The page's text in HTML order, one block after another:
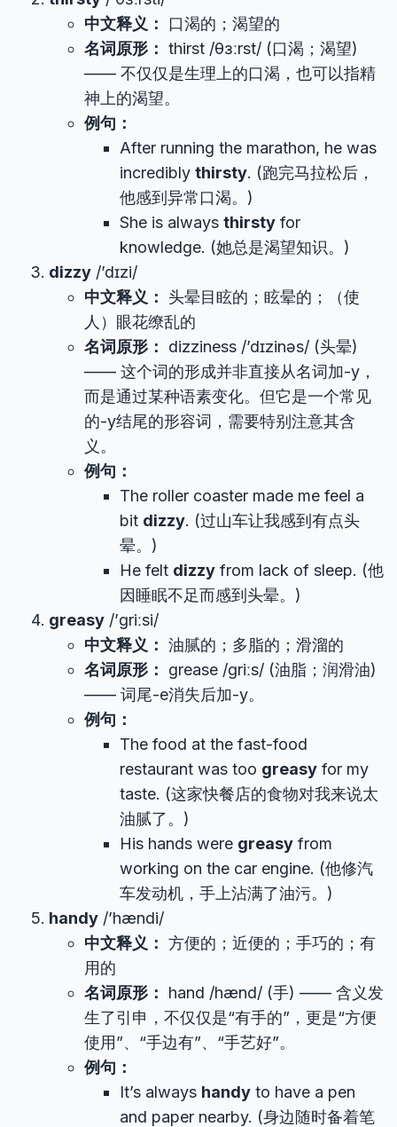
中文释义：
口渴的；渴望的
名词原形： thirst /θɜːrst/ (口渴；渴望)
—— 不仅仅是生理上的口渴，也可以指精
神上的渴望。
例句：
After running the marathon, he was
incredibly thirsty. (跑完马拉松后，
他感到异常口渴。)
She is always thirsty for
knowledge. (她总是渴望知识。)
dizzy /’dɪzi/
中文释义：
头晕目眩的；眩晕的；（使
人）眼花缭乱的
名词原形：
dizziness /’dɪzinəs/ (头晕)
—— 这个词的形成并非直接从名词加-y，
而是通过某种语素变化。但它是一个常见
的-y结尾的形容词，需要特别注意其含
义。
例句：
The roller coaster made me feel a
bit dizzy. (过山车让我感到有点头
晕。)
He felt dizzy from lack of sleep. (他
因睡眠不足而感到头晕。)
greasy /’ɡriːsi/
中文释义： 油腻的；多脂的；滑溜的
名词原形：
grease /ɡriːs/ (油脂；润滑油)
—— 词尾-e消失后加-y。
例句：
The food at the fast-food
restaurant was too greasy for my
taste. (这家快餐店的食物对我来说太
油腻了。)
His hands were greasy from
working on the car engine. (他修汽
车发动机，手上沾满了油污。)
handy /’hændi/
中文释义： 方便的；近便的；手巧的；有
用的
名词原形：
hand /hænd/ (手) —— 含义发
生了引申，不仅仅是“有手的”，更是“方便
使用”、“手边有”、“手艺好”。
例句：
It’s always handy to have a pen
and paper nearby. (身边随时备着笔